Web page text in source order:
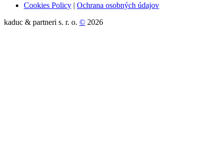
Cookies Policy | Ochrana osobných údajov
kaduc & partneri s. r. o. © 2026